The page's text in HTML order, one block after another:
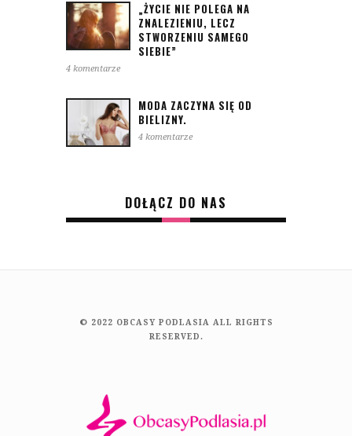
„ŻYCIE NIE POLEGA NA
ZNALEZIENIU, LECZ
STWORZENIU SAMEGO
SIEBIE”
4 komentarze
MODA ZACZYNA SIĘ OD
BIELIZNY.
4 komentarze
DOŁĄCZ DO NAS
© 2022 OBCASY PODLASIA ALL RIGHTS
RESERVED.